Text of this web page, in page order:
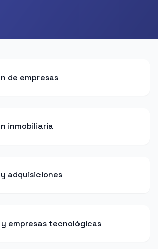
de empresas
inmobiliaria
adquisiciones
empresas tecnológicas